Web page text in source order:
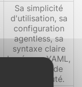
Sa simplicité
d'utilisation, sa
configuration
agentless, sa
syntaxe claire
basée sur YAML,
et sa grande
communauté.